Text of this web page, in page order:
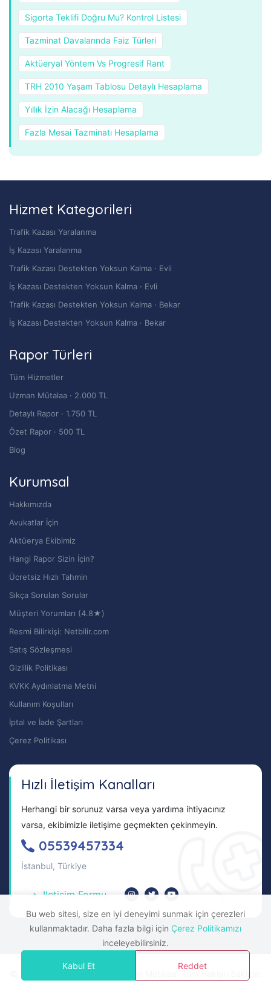
Bu web sitesi, size en iyi deneyimi sunmak için çerezleri
kullanmaktadır. Daha fazla bilgi için Çerez Politikamızı
inceleyebilirsiniz.
Kabul Et Reddet
Sigorta Teklifi Doğru Mu? Kontrol Listesi
Tazminat Davalarında Faiz Türleri
Aktüeryal Yöntem Vs Progresif Rant
TRH 2010 Yaşam Tablosu Detaylı Hesaplama
Yıllık İzin Alacağı Hesaplama
Fazla Mesai Tazminatı Hesaplama
Hizmet Kategorileri
Trafik Kazası Yaralanma
İş Kazası Yaralanma
Trafik Kazası Destekten Yoksun Kalma · Evli
İş Kazası Destekten Yoksun Kalma · Evli
Trafik Kazası Destekten Yoksun Kalma · Bekar
İş Kazası Destekten Yoksun Kalma · Bekar
Rapor Türleri
Tüm Hizmetler
Uzman Mütalaa · 2.000 TL
Detaylı Rapor · 1.750 TL
Özet Rapor · 500 TL
Blog
Kurumsal
Hakkımızda
Avukatlar İçin
Aktüerya Ekibimiz
Hangi Rapor Sizin İçin?
Ücretsiz Hızlı Tahmin
Sıkça Sorulan Sorular
Müşteri Yorumları (4.8★)
Resmi Bilirkişi: Netbilir.com
Satış Sözleşmesi
Gizlilik Politikası
KVKK Aydınlatma Metni
Kullanım Koşulları
İptal ve İade Şartları
Çerez Politikası
Hızlı İletişim Kanalları
Herhangi bir sorunuz varsa veya yardıma ihtiyacınız
varsa, ekibimizle iletişime geçmekten çekinmeyin.
05539457334
İstanbul, Türkiye
Iletişim Formu